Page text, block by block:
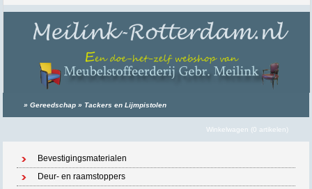
»Gereedschap »Tackers en Lijmpistolen
Winkelwagen (0 artikelen)
Bevestigingsmaterialen
Deur- en raamstoppers